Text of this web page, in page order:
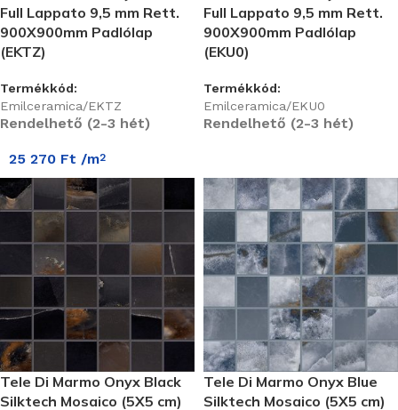
Full Lappato 9,5 mm Rett.
900X900mm Padlólap
(EKTZ)
Termékkód:
Emilceramica/EKTZ
Rendelhető (2-3 hét)
Full Lappato 9,5 mm Rett.
900X900mm Padlólap
(EKU0)
Termékkód:
Emilceramica/EKU0
Rendelhető (2-3 hét)
25 270 Ft /m2
Tele Di Marmo Onyx Black
Silktech Mosaico (5X5 cm)
Tele Di Marmo Onyx Blue
Silktech Mosaico (5X5 cm)